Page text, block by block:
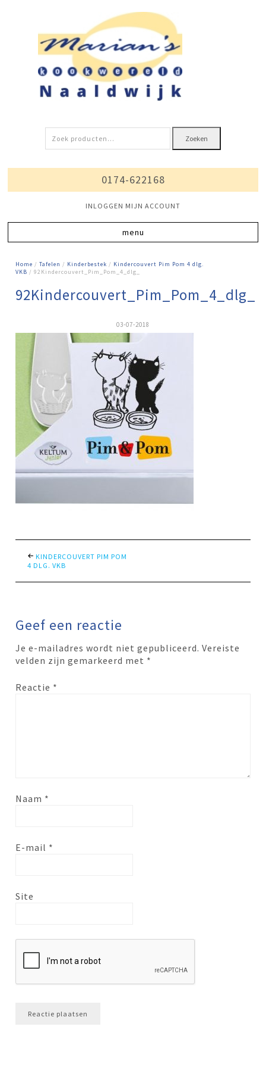
Zoeken
naar:
Zoeken
0174-622168
INLOGGEN MIJN ACCOUNT
Home /Tafelen / Kinderbestek / Kindercouvert Pim Pom 4 dlg.
VKB / 92Kindercouvert_Pim_Pom_4_dlg_
92Kindercouvert_Pim_Pom_4_dlg_
03-07-2018
KINDERCOUVERT PIM POM
4 DLG. VKB
Geef een reactie
Je e-mailadres wordt niet gepubliceerd. Vereiste
velden zijn gemarkeerd met *
Reactie *
Naam *
E-mail *
Site